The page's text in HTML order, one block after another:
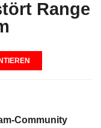
Range
Community